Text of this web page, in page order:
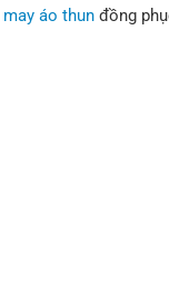
may áo thun đồng